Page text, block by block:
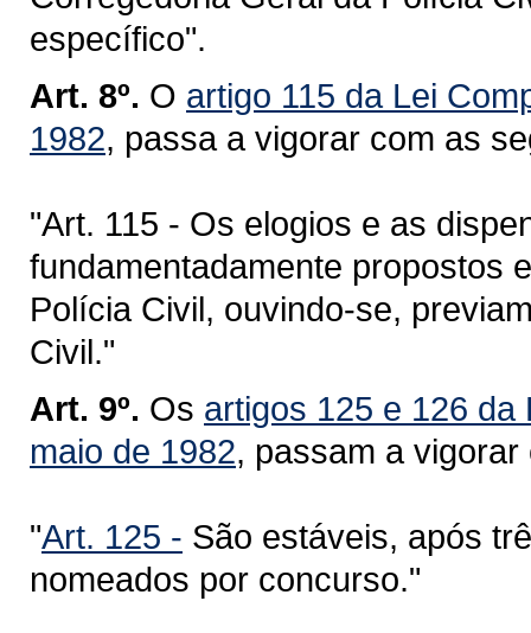
específico".
Art. 8º. O artigo 115 da Lei
1982, passa a vigorar com as
"Art. 115 - Os elogios e as
fundamentadamente propostos
Polícia Civil, ouvindo-se,
Civil."
Art. 9º. Os artigos 125 e 126 da
maio de 1982, passam a
"Art. 125 - São estáveis, após
nomeados por concurso."